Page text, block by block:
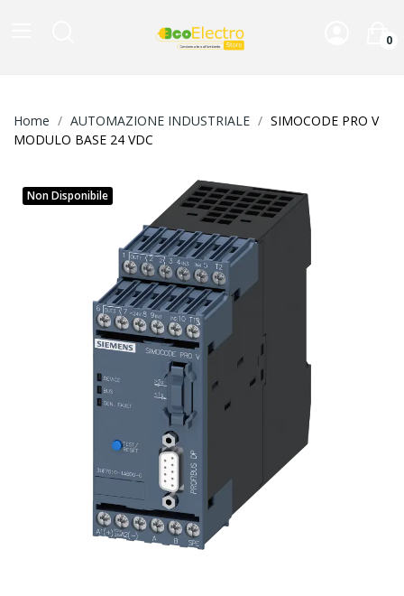
0
Home AUTOMAZIONE INDUSTRIALE
SIMOCODE PRO V
MODULO BASE 24 VDC
Non Disponibile